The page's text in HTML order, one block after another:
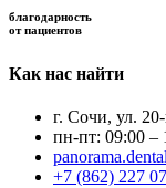
благодарность
от пациентов
Как нас найти
г. Сочи, ул.
пн-пт: 09:00 –
+7 (862) 227